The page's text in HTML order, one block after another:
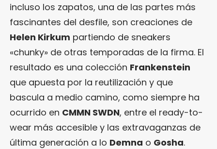
incluso los zapatos, una de las partes más
fascinantes del desfile, son creaciones de
Helen Kirkum partiendo de sneakers
«chunky» de otras temporadas de la firma. El
resultado es una colección Frankenstein
que apuesta por la reutilización y que
bascula a medio camino, como siempre ha
ocurrido en CMMN SWDN, entre el ready-to-
wear más accesible y las extravaganzas de
última generación a lo Demna o Gosha.